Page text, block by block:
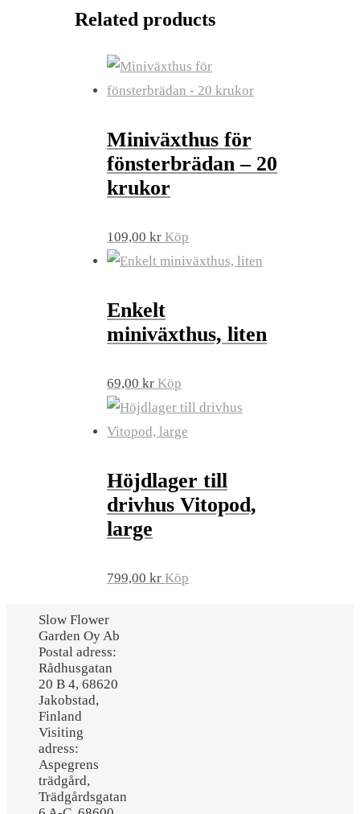
Related products
Miniväxthus för
fönsterbrädan – 20
krukor
109,00 kr Köp
Enkelt
miniväxthus, liten
69,00 kr Köp
Höjdlager till
drivhus Vitopod,
large
799,00 kr Köp
Slow Flower
Garden Oy Ab
Postal adress:
Rådhusgatan
20 B 4, 68620
Jakobstad,
Finland
Visiting
adress:
Aspegrens
trädgård,
Trädgårdsgatan